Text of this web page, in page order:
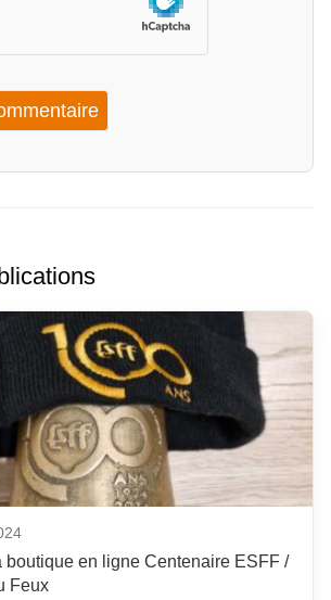
boutique en ligne Centenaire ESFF /
Feux